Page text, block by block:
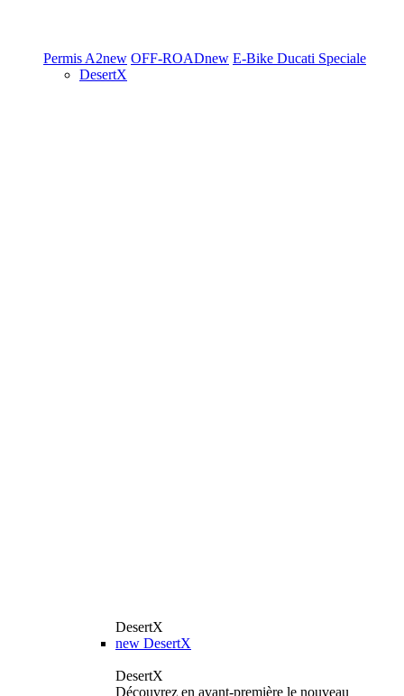
Permis A2new OFF-ROADnew E-Bike Ducati Speciale
DesertX
DesertX
new DesertX
DesertX
Découvrez en avant-première le nouveau